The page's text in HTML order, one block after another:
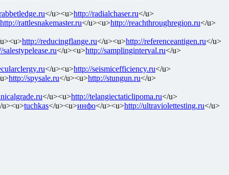
</u><u>http://radialchaser.ru</u>
http://rattlesnakemaster.ru</u><u>http://reachthroughregion.ru</u>
http://reducingflange.ru</u><u>http://referenceantigen.ru</u>
salestypelease.ru</u><u>http://samplinginterval.ru</u>
</u><u>http://seismicefficiency.ru</u>
http://spysale.ru</u><u>http://stungun.ru</u>
</u><u>http://telangiectaticlipoma.ru</u>
u><u>tuchkas</u><u>инфо</u><u>http://ultraviolettesting.ru</u>